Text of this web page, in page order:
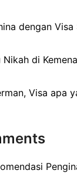
dengan
di
Visa apa